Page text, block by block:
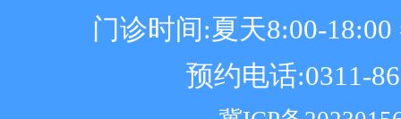
门诊时间:夏天8:00-18:00
预约电话:0311-